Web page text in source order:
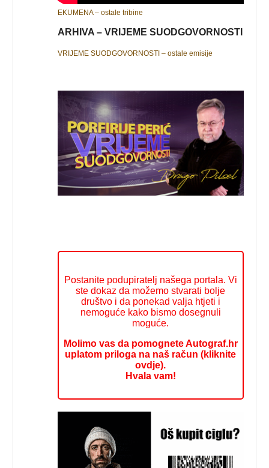
EKUMENA – ostale tribine
ARHIVA – VRIJEME SUODGOVORNOSTI
VRIJEME SUODGOVORNOSTI – ostale emisije
Postanite podupiratelj našega portala. Vi
ste dokaz da možemo stvarati bolje
društvo i da ponekad valja htjeti i
nemoguće kako bismo dosegnuli
moguće.
Molimo vas da pomognete Autograf.hr
uplatom priloga na naš račun (kliknite
ovdje).
Hvala vam!